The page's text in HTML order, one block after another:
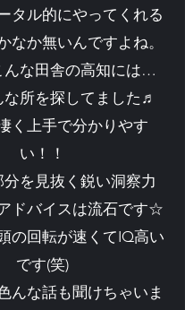
タル的にやってくれる
なか無いんですよね。
んな田舎の高知には…
な所を探してました♬
く上手で分かりやす
い！！
を見抜く鋭い洞察力
ドバイスは流石です☆
の回転が速くてIQ高い
です(笑)
んな話も聞けちゃいま